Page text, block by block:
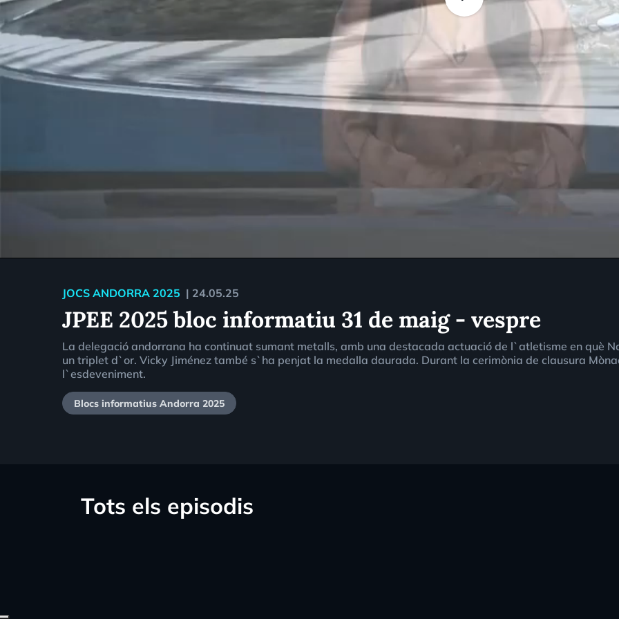
JOCS ANDORRA 2025 | 24.05.25
JPEE 2025 bloc informatiu 31 de maig - vespre
La delegació andorrana ha continuat sumant metalls, amb una destacada actuació de l`atletisme en què
un triplet d`or. Vicky Jiménez també s`ha penjat la medalla daurada. Durant la cerimònia de clausura
l`esdeveniment.
Blocs informatius Andorra 2025
Tots els episodis